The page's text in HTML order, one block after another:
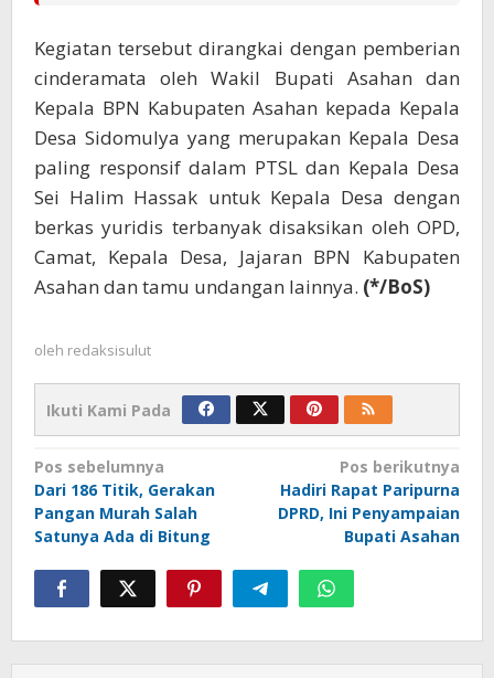
Kegiatan tersebut dirangkai dengan pemberian
cinderamata oleh Wakil Bupati Asahan dan
Kepala BPN Kabupaten Asahan kepada Kepala
Desa Sidomulya yang merupakan Kepala Desa
paling responsif dalam PTSL dan Kepala Desa
Sei Halim Hassak untuk Kepala Desa dengan
berkas yuridis terbanyak disaksikan oleh OPD,
Camat, Kepala Desa, Jajaran BPN Kabupaten
Asahan dan tamu undangan lainnya. (*/BoS)
oleh redaksisulut
Ikuti Kami Pada
Navigasi
pos
Pos sebelumnya
Dari 186 Titik, Gerakan
Pangan Murah Salah
Satunya Ada di Bitung
Pos berikutnya
Hadiri Rapat Paripurna
DPRD, Ini Penyampaian
Bupati Asahan